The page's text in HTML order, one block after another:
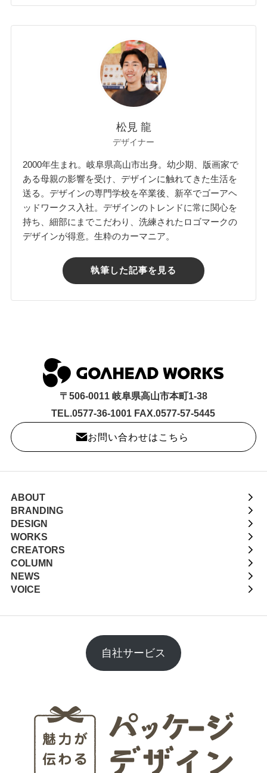
松見 龍
デザイナー
2000年生まれ。岐阜県高山市出身。幼少期、版画家で
ある母親の影響を受け、デザインに触れてきた生活を
送る。デザインの専門学校を卒業後、新卒でゴーアヘ
ッドワークス入社。デザインのトレンドに常に関心を
持ち、細部にまでこだわり、洗練されたロゴマークの
デザインが得意。生粋のカーマニア。
執筆した記事を見る
〒506-0011 岐阜県高山市本町1-38
TEL.0577-36-1001 FAX.0577-57-5445
お問い合わせはこちら
ABOUT
BRANDING
DESIGN
WORKS
CREATORS
COLUMN
NEWS
VOICE
自社サービス